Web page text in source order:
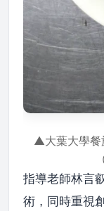
▲大葉大學餐
指導老師林言
術，同時重視